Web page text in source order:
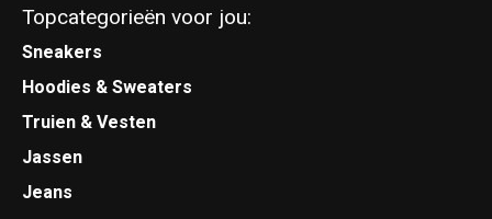
Topcategorieën voor jou:
Sneakers
Hoodies & Sweaters
Truien & Vesten
Jassen
Jeans